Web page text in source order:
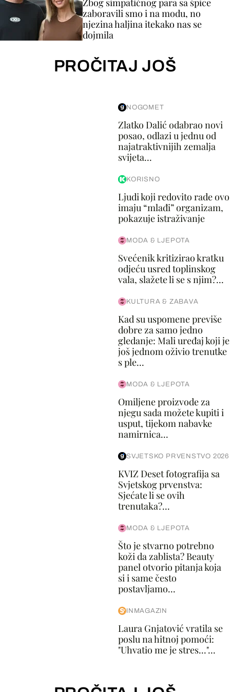
zaboravili smo i na modu, no
njezina haljina itekako nas se
dojmila
PROČITAJ JOŠ
NOGOMET
Zlatko Dalić odabrao novi
posao, odlazi u jednu od
najatraktivnijih zemalja
svijeta...
KORISNO
Ljudi koji redovito rade ovo
imaju “mlađi” organizam,
pokazuje istraživanje
MODA & LJEPOTA
Svećenik kritizirao kratku
odjeću usred toplinskog
vala, slažete li se s njim?...
KULTURA & ZABAVA
Kad su uspomene previše
dobre za samo jedno
gledanje: Mali uređaj koji je
još jednom oživio trenutke
s ple...
MODA & LJEPOTA
Omiljene proizvode za
njegu sada možete kupiti i
usput, tijekom nabavke
namirnica...
SVJETSKO PRVENSTVO 2026
KVIZ Deset fotografija sa
Svjetskog prvenstva:
Sjećate li se ovih
trenutaka?...
MODA & LJEPOTA
Što je stvarno potrebno
koži da zablista? Beauty
panel otvorio pitanja koja
si i same često
postavljamo...
INMAGAZIN
Laura Gnjatović vratila se
poslu na hitnoj pomoći:
"Uhvatio me je stres..."...